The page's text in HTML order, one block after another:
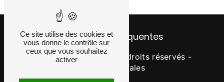
Recherches fréquentes
©Vistalid- 2026 - Tous droits réservés -
Mentions légales
Ce site utilise des cookies et
vous donne le contrôle sur
ceux que vous souhaitez
activer